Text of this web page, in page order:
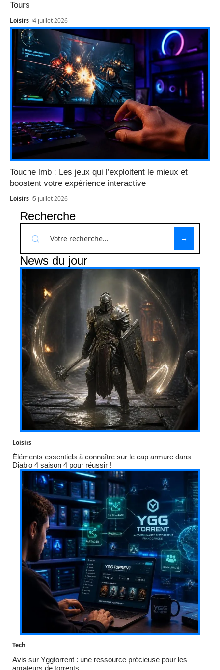
Tours
Loisirs 4 juillet 2026
Touche lmb : Les jeux qui l’exploitent le mieux et
boostent votre expérience interactive
Loisirs 5 juillet 2026
Recherche
News du jour
Loisirs
Éléments essentiels à connaître sur le cap armure dans
Diablo 4 saison 4 pour réussir !
Tech
Avis sur Yggtorrent : une ressource précieuse pour les
amateurs de torrents